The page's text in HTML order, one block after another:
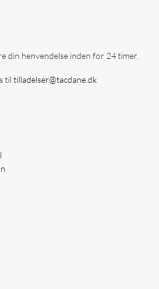
din henvendelse inden for 24 timer.
til tilladelser@tacdane.dk